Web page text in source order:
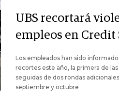
UBS recortará
empleos en Credit
Los empleados han sido
recortes este año, la primera de
seguidas de dos rondas
septiembre y octubre